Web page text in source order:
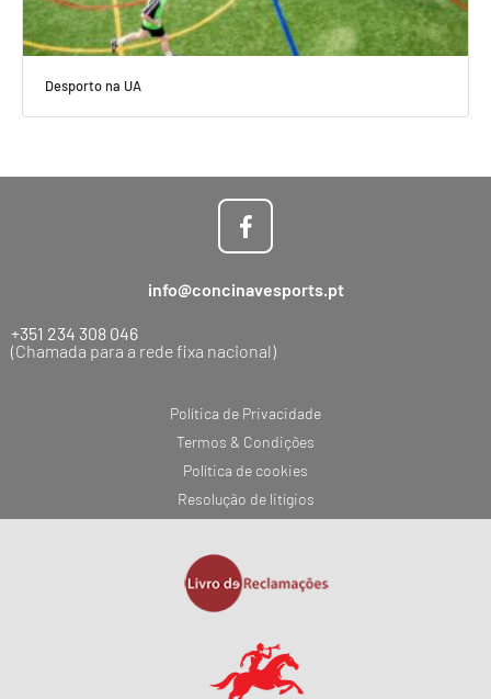
Desporto na UA
Política de Privacidade
Termos & Condições
Política de cookies
Resolução de litígios
info@concinavesports.pt
+351 234 308 046
(Chamada para a rede fixa nacional)